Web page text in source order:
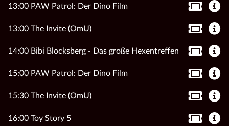
13:00 PAW Patrol: Der Dino Film
13:00 The Invite (OmU)
14:00 Bibi Blocksberg - Das große Hexentreffen
15:00 PAW Patrol: Der Dino Film
15:30 The Invite (OmU)
16:00 Toy Story 5